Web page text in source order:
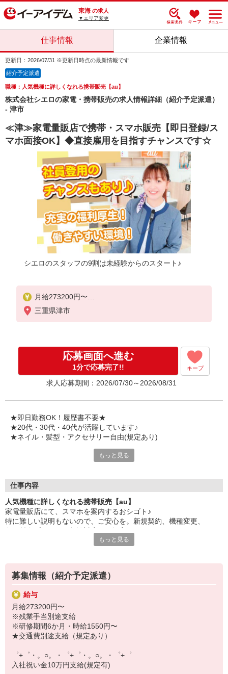
東海 の求人
▼エリア変更
仕事情報 企業情報
更新日：2026/07/31 ※更新日時点の最新情報です
紹介予定派遣
職種：人気機種に詳しくなれる携帯販売【au】
株式会社シエロの家電・携帯販売の求人情報詳細（紹介予定派遣）
- 津市
≪津≫家電量販店で携帯・スマホ販売【即日登録/ス
マホ面接OK】◆直接雇用を目指すチャンスです☆
シエロのスタッフの9割は未経験からのスタート♪
月給273200円〜
※残業手当別途支給
※研修期間6か月・時給1550円〜
゜+゜・。○。・゜+゜・。○。・゜+゜
入社祝い金10万円支給(規定有)
お友達を紹介頂くと,
インセンティブ支給(規定有)
゜・。○。・゜+゜・。○。・゜+゜
三重県津市
応募画面へ進む
1分で応募完了!! キープ
求人応募期間：2026/07/30～2026/08/31
★即日勤務OK！履歴書不要★
★20代・30代・40代が活躍しています♪
★ネイル・髪型・アクセサリー自由(規定あり)
シエロのスタッフは9割が未経験スタート。
ずっと先まで役に立ちます！
丁寧な研修もあるので、
みなさんから働きやすいと好評です♪
最新アプリ事情やお得なプラン、
スマホの裏ワザを学べるチャンス♪
￣￣￣￣￣￣￣￣￣￣￣
▼オフィスワーク
事務、経理、データ入力、コールセンター、受付
▼工場・製造・軽作業系
機械/食品製造・梱包・仕分け・加工・組立・検査
▼美容系
眉毛サロンのアイブロウ・ネイリスト・エステ
▼営業・販売
法人営業・アパレル販売・個別指導塾・人材紹介
▼人気案件も多数♪
短期・期間限定・オープニング・官公庁案件
上場/優良/大手企業など
もっと見る
仕事内容
人気機種に詳しくなれる携帯販売【au】
家電量販店にて、スマホを案内するおシゴト♪
特に難しい説明もないので、ご安心を。新規契約、機種変更、
満足度◎
■携帯やインターネット販売業務
docomo(ドコモ)/au(エーユー)・KDDI/softbank(ソフトバンク)など
の大手キャリアから
ワイモバイル(Y!mobille)、楽天モバイル、UQなど格安スマホまで幅
広く紹介可能♪
人気のApple（アップル）店舗もございます！
もっと見る
募集情報（紹介予定派遣）
給与
月給273200円〜
※残業手当別途支給
※研修期間6か月・時給1550円〜
★交通費別途支給（規定あり）
゜+゜・。○。・゜+゜・。○。・゜+゜
入社祝い金10万円支給(規定有)